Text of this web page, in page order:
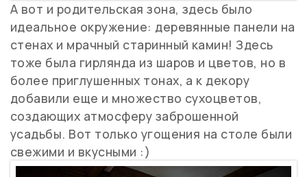
А вот и родительская зона, здесь было
идеальное окружение: деревянные панели на
стенах и мрачный старинный камин! Здесь
тоже была гирлянда из шаров и цветов, но в
более приглушенных тонах, а к декору
добавили еще и множество сухоцветов,
создающих атмосферу заброшенной
усадьбы. Вот только угощения на столе были
свежими и вкусными :)